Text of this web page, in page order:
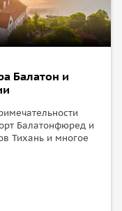
Балатон и
Балатонфюред и
Тихань и многое